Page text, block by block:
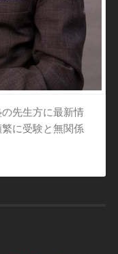
先生方に最新情
に受験と無関係